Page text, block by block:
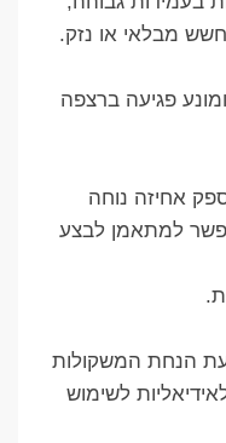
מבלאי או נזק.
פגיעה ברצפה
אחיזה נוחה
למתאמן לבצע
הנחת המשקולות
לשימוש